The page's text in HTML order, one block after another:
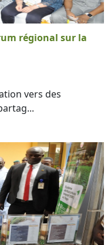
régional sur la
vers des